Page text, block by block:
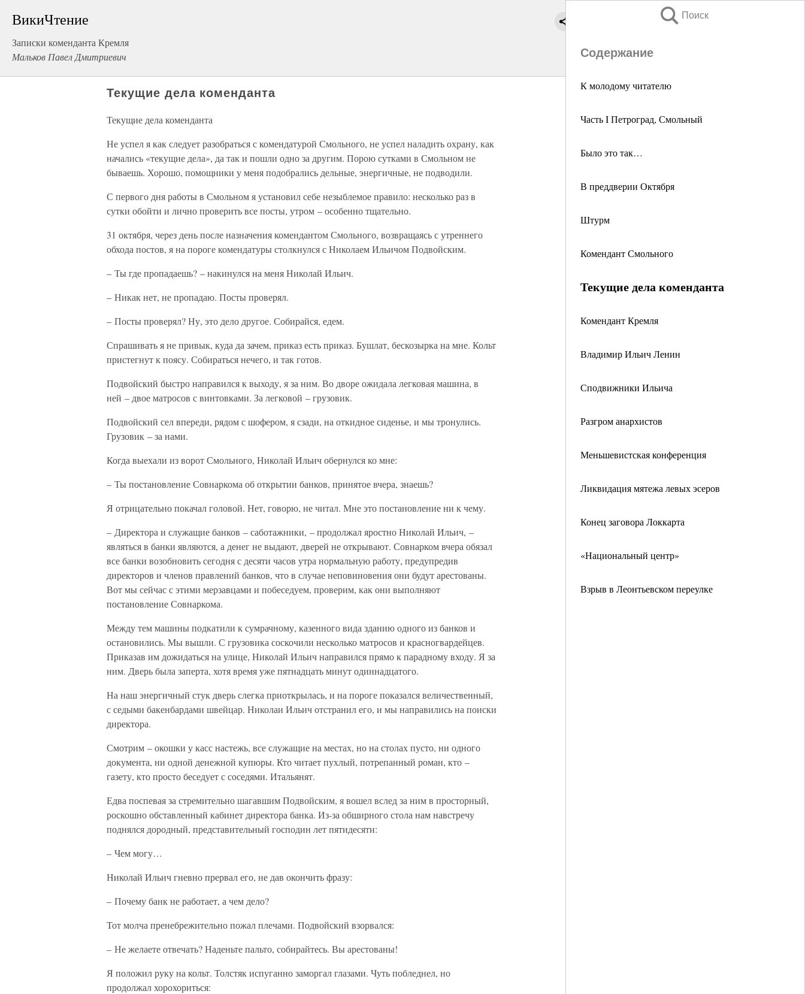
ВикиЧтение
Записки коменданта Кремля
Мальков Павел Дмитриевич
Поиск
Содержание
К молодому читателю
Часть I Петроград, Смольный
Было это так…
В преддверии Октября
Штурм
Комендант Смольного
Текущие дела коменданта
Комендант Кремля
Владимир Ильич Ленин
Сподвижники Ильича
Разгром анархистов
Меньшевистская конференция
Ликвидация мятежа левых эсеров
Конец заговора Локкарта
«Национальный центр»
Взрыв в Леонтьевском переулке
Текущие дела коменданта
Текущие дела коменданта
Не успел я как следует разобраться с комендатурой Смольного, не успел наладить охрану, как
начались «текущие дела», да так и пошли одно за другим. Порою сутками в Смольном не
бываешь. Хорошо, помощники у меня подобрались дельные, энергичные, не подводили.
С первого дня работы в Смольном я установил себе незыблемое правило: несколько раз в
сутки обойти и лично проверить все посты, утром – особенно тщательно.
31 октября, через день после назначения комендантом Смольного, возвращаясь с утреннего
обхода постов, я на пороге комендатуры столкнулся с Николаем Ильичом Подвойским.
– Ты где пропадаешь? – накинулся на меня Николай Ильич.
– Никак нет, не пропадаю. Посты проверял.
– Посты проверял? Ну, это дело другое. Собирайся, едем.
Спрашивать я не привык, куда да зачем, приказ есть приказ. Бушлат, бескозырка на мне. Кольт
пристегнут к поясу. Собираться нечего, и так готов.
Подвойский быстро направился к выходу, я за ним. Во дворе ожидала легковая машина, в
ней – двое матросов с винтовками. За легковой – грузовик.
Подвойский сел впереди, рядом с шофером, я сзади, на откидное сиденье, и мы тронулись.
Грузовик – за нами.
Когда выехали из ворот Смольного, Николай Ильич обернулся ко мне:
– Ты постановление Совнаркома об открытии банков, принятое вчера, знаешь?
Я отрицательно покачал головой. Нет, говорю, не читал. Мне это постановление ни к чему.
– Директора и служащие банков – саботажники, – продолжал яростно Николай Ильич, –
являться в банки являются, а денег не выдают, дверей не открывают. Совнарком вчера обязал
все банки возобновить сегодня с десяти часов утра нормальную работу, предупредив
директоров и членов правлений банков, что в случае неповиновения они будут арестованы.
Вот мы сейчас с этими мерзавцами и побеседуем, проверим, как они выполняют
постановление Совнаркома.
Между тем машины подкатили к сумрачному, казенного вида зданию одного из банков и
остановились. Мы вышли. С грузовика соскочили несколько матросов и красногвардейцев.
Приказав им дожидаться на улице, Николай Ильич направился прямо к парадному входу. Я за
ним. Дверь была заперта, хотя время уже пятнадцать минут одиннадцатого.
На наш энергичный стук дверь слегка приоткрылась, и на пороге показался величественный,
с седыми бакенбардами швейцар. Николаи Ильич отстранил его, и мы направились на поиски
директора.
Смотрим – окошки у касс настежь, все служащие на местах, но на столах пусто, ни одного
документа, ни одной денежной купюры. Кто читает пухлый, потрепанный роман, кто –
газету, кто просто беседует с соседями. Итальянят.
Едва поспевая за стремительно шагавшим Подвойским, я вошел вслед за ним в просторный,
роскошно обставленный кабинет директора банка. Из-за обширного стола нам навстречу
поднялся дородный, представительный господин лет пятидесяти:
– Чем могу…
Николай Ильич гневно прервал его, не дав окончить фразу:
– Почему банк не работает, а чем дело?
Тот молча пренебрежительно пожал плечами. Подвойский взорвался:
– Не желаете отвечать? Наденьте пальто, собирайтесь. Вы арестованы!
Я положил руку на кольт. Толстяк испуганно заморгал глазами. Чуть побледнел, но
продолжал хорохориться: